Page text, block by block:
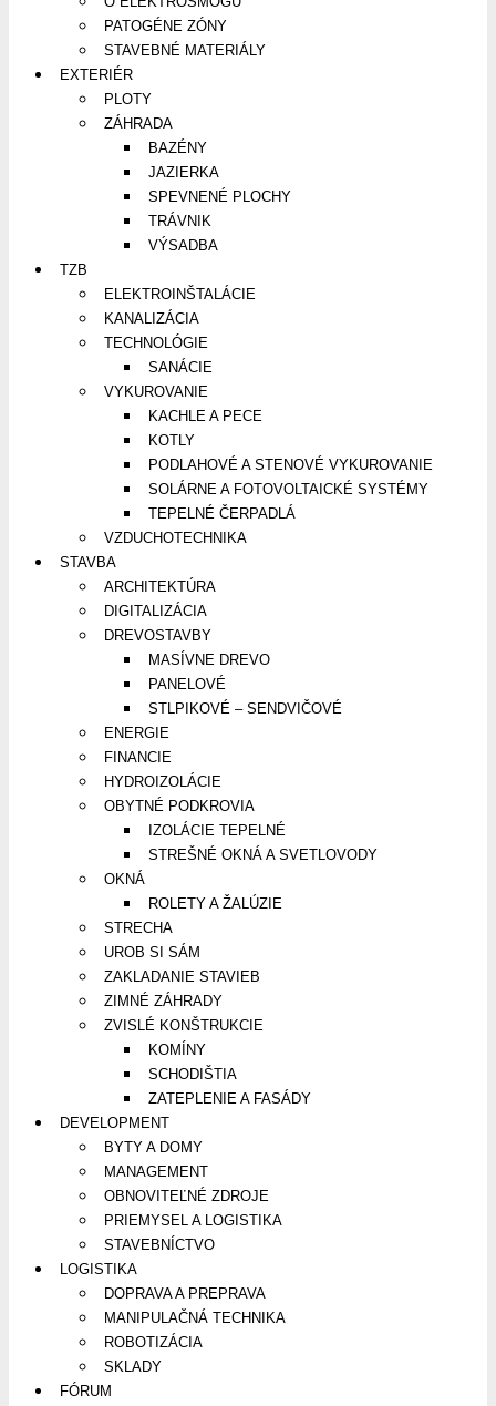
PATOGÉNE ZÓNY
STAVEBNÉ MATERIÁLY
EXTERIÉR
PLOTY
ZÁHRADA
BAZÉNY
JAZIERKA
SPEVNENÉ PLOCHY
TRÁVNIK
VÝSADBA
TZB
ELEKTROINŠTALÁCIE
KANALIZÁCIA
TECHNOLÓGIE
SANÁCIE
VYKUROVANIE
KACHLE A PECE
KOTLY
PODLAHOVÉ A STENOVÉ VYKUROVANIE
SOLÁRNE A FOTOVOLTAICKÉ SYSTÉMY
TEPELNÉ ČERPADLÁ
VZDUCHOTECHNIKA
STAVBA
ARCHITEKTÚRA
DIGITALIZÁCIA
DREVOSTAVBY
MASÍVNE DREVO
PANELOVÉ
STLPIKOVÉ – SENDVIČOVÉ
ENERGIE
FINANCIE
HYDROIZOLÁCIE
OBYTNÉ PODKROVIA
IZOLÁCIE TEPELNÉ
STREŠNÉ OKNÁ A SVETLOVODY
OKNÁ
ROLETY A ŽALÚZIE
STRECHA
UROB SI SÁM
ZAKLADANIE STAVIEB
ZIMNÉ ZÁHRADY
ZVISLÉ KONŠTRUKCIE
KOMÍNY
SCHODIŠTIA
ZATEPLENIE A FASÁDY
DEVELOPMENT
BYTY A DOMY
MANAGEMENT
OBNOVITEĽNÉ ZDROJE
PRIEMYSEL A LOGISTIKA
STAVEBNÍCTVO
LOGISTIKA
DOPRAVA A PREPRAVA
MANIPULAČNÁ TECHNIKA
ROBOTIZÁCIA
SKLADY
FÓRUM